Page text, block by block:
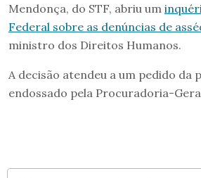
Mendonça, do STF, abriu um
Federal sobre as denúncias de
ministro dos Direitos Humanos.
A decisão atendeu a um pedido da
endossado pela Procuradoria-